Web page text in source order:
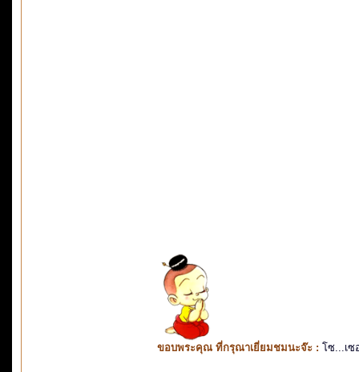
ขอบพระคุณ ที่กรุณาเยี่ยมชมนะจ๊ะ : โซ...เซ